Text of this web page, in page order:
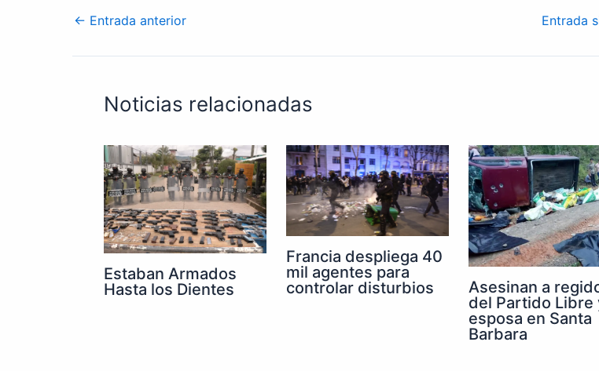
← Entrada anterior Entrada
Noticias relacionadas
Estaban Armados
Hasta los Dientes
Francia despliega 40
mil agentes para
controlar disturbios
Asesinan a
del Partido Libre
esposa en Santa
Barbara